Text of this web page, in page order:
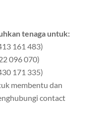
tenaga untuk:
161 483)
096 070)
171 335)
membentu dan
contact